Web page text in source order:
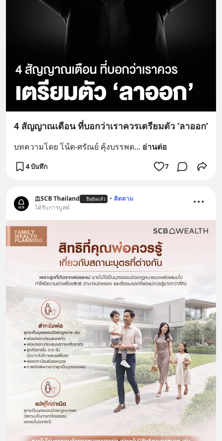
4 สัญญาณเตือน ที่บอกว่าเราควรเตรียมตัว ‘ลาออก’
บทความโดย โน้ต-ศรัณย์ คุ้งบรรพต... อ่านต่อ
4 บันทึก 7
SCB Thailand ยืนยันแล้ว • ติดตาม
ได้รับการบูสต์